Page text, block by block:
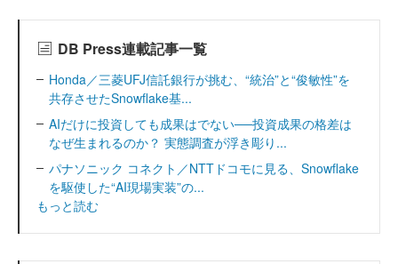
DB Press連載記事一覧
Honda／三菱UFJ信託銀行が挑む、“統治”と“俊敏性”を
共存させたSnowflake基...
AIだけに投資しても成果はでない──投資成果の格差は
なぜ生まれるのか？ 実態調査が浮き彫り...
パナソニック コネクト／NTTドコモに見る、Snowflake
を駆使した“AI現場実装”の...
もっと読む